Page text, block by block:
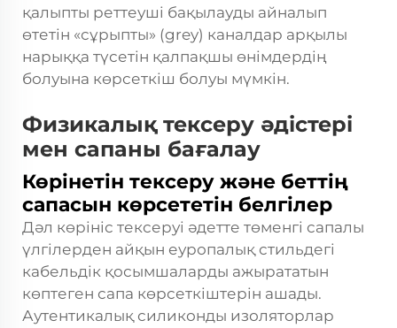
қалыпты реттеуші бақылауды айналып
өтетін «сұрыпты» (grey) каналдар арқылы
нарыққа түсетін қалпақшы өнімдердің
болуына көрсеткіш болуы мүмкін.
Физикалық тексеру әдістері
мен сапаны бағалау
Көрінетін тексеру және беттің
сапасын көрсететін белгілер
Дәл көрініс тексеруі әдетте төменгі сапалы
үлгілерден айқын еуропалық стильдегі
кабельдік қосымшаларды ажырататын
көптеген сапа көрсеткіштерін ашады.
Аутентикалық силиконды изоляторлар